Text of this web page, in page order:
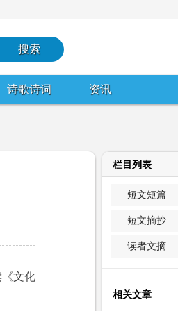
诗歌诗词 资讯
文化
栏目列表
短文短篇
短文摘抄
读者文摘
相关文章